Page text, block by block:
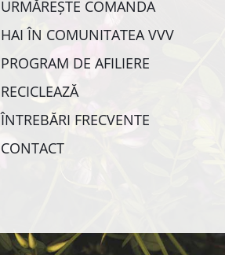
URMĂREȘTE COMANDA
HAI ÎN COMUNITATEA VVV
PROGRAM DE AFILIERE
RECICLEAZĂ
ÎNTREBĂRI FRECVENTE
CONTACT